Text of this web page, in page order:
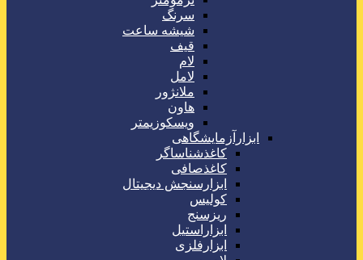
سرنگ
شیشه ساعت
قیف
لام
لامل
ملانژور
هاون
ویسکوزیمتر
ابزارآزمایشگاهی
کاغذشناساگر
کاغذصافی
ابزارسنجش دیجیتال
کولیس
ریزسنج
ابزاراستیل
ابزارفلزی